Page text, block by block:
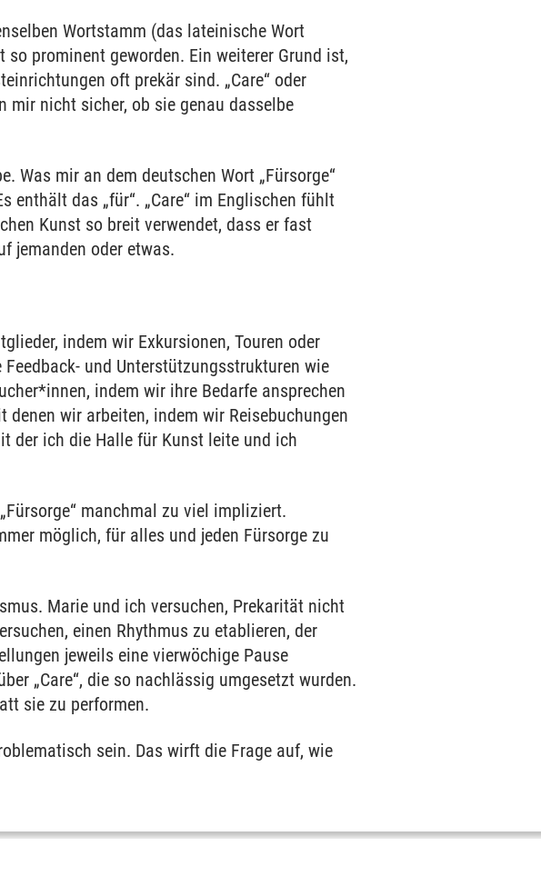
Wortstamm (das lateinische Wort
prominent geworden. Ein weiterer Grund ist,
oft prekär sind. „Care“ oder
mir nicht sicher, ob sie genau dasselbe
Was mir an dem deutschen Wort „Fürsorge“
enthält das „für“. „Care“ im Englischen fühlt
Kunst so breit verwendet, dass er fast
jemanden oder etwas.
indem wir Exkursionen, Touren oder
und Unterstützungsstrukturen wie
indem wir ihre Bedarfe ansprechen
wir arbeiten, indem wir Reisebuchungen
der ich die Halle für Kunst leite und ich
manchmal zu viel impliziert.
möglich, für alles und jeden Fürsorge zu
Marie und ich versuchen, Prekarität nicht
einen Rhythmus zu etablieren, der
jeweils eine vierwöchige Pause
„Care“, die so nachlässig umgesetzt wurden.
sie zu performen.
sein. Das wirft die Frage auf, wie